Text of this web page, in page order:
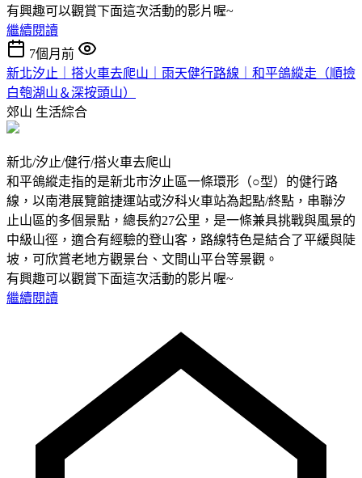
有興趣可以觀賞下面這次活動的影片喔~
繼續閱讀
7個月前
新北汐止｜搭火車去爬山｜雨天健行路線｜和平鴿縱走（順撿
白匏湖山＆深按頭山）
郊山 生活綜合
新北/汐止/健行/搭火車去爬山
和平鴿縱走指的是新北市汐止區一條環形（○型）的健行路
線，以南港展覽館捷運站或汐科火車站為起點/終點，串聯汐
止山區的多個景點，總長約27公里，是一條兼具挑戰與風景的
中級山徑，適合有經驗的登山客，路線特色是結合了平緩與陡
坡，可欣賞老地方觀景台、文間山平台等景觀。
有興趣可以觀賞下面這次活動的影片喔~
繼續閱讀